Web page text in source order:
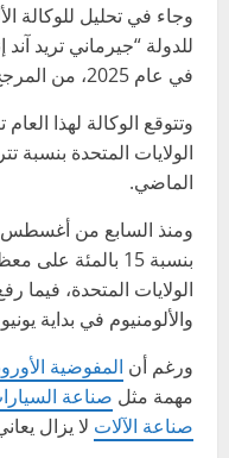
وجاء في تحليل للوكالة
في عام 2025، من المرجح أن يكون الانخفاض أقل حدة”.
وتتوقع الوكالة لهذا العام
الماضي.
ومنذ السابع من
بنسبة 15 بالمئة على معظم الواردات من
الولايات المتحدة،
والألومنيوم في بداية يونيو
ورغم أن المفوضية
مهمة مثل صناعة
صناعة الآلات لا يزال